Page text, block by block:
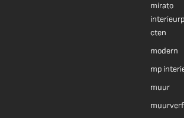
mirato
cten
modern
mp
muur
muurverf